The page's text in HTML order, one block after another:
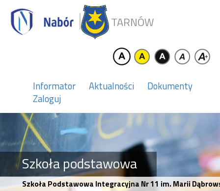
TARNÓW
Informator Aktualności
Dokumenty
Zaloguj
Szkoła podstawowa
Szkoła Podstawowa Integracyjna Nr 11 im. Marii